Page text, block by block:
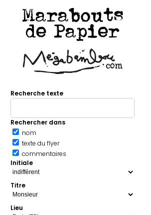
Marabouts
de Papier
Recherche texte
Rechercher dans
nom
texte du flyer
commentaires
Initiale
Titre
Lieu